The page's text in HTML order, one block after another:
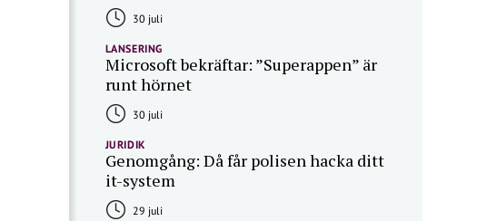
30 juli
LANSERING
Microsoft bekräftar: ”Superappen” är
runt hörnet
30 juli
JURIDIK
Genomgång: Då får polisen hacka ditt
it-system
29 juli